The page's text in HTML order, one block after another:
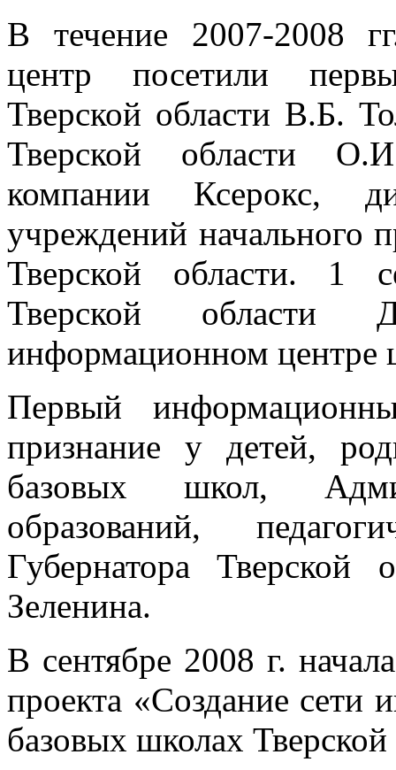
В течение 2007-2008
центр посетили
Тверской области В.Б.
Тверской области
компании Ксерокс,
учреждений начального
Тверской области. 1
Тверской
информационном центре
Первый
признание у детей,
базовых школ,
образований,
Губернатора Тверской
Зеленина.
В сентябре 2008 г.
проекта «Создание сети
базовых школах Тверской